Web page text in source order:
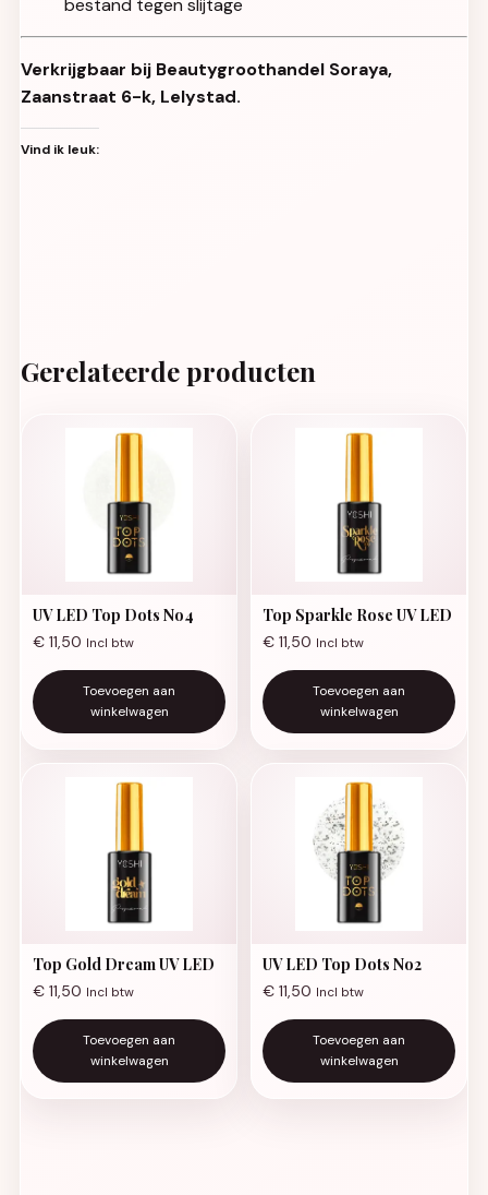
bestand tegen slijtage
Verkrijgbaar bij Beautygroothandel Soraya,
Zaanstraat 6-k, Lelystad.
Vind ik leuk:
Gerelateerde producten
UV LED Top Dots No4
€ 11,50 Incl btw
Toevoegen aan
winkelwagen
Top Sparkle Rose UV LED
€ 11,50 Incl btw
Toevoegen aan
winkelwagen
Top Gold Dream UV LED
€ 11,50 Incl btw
Toevoegen aan
winkelwagen
UV LED Top Dots No2
€ 11,50 Incl btw
Toevoegen aan
winkelwagen